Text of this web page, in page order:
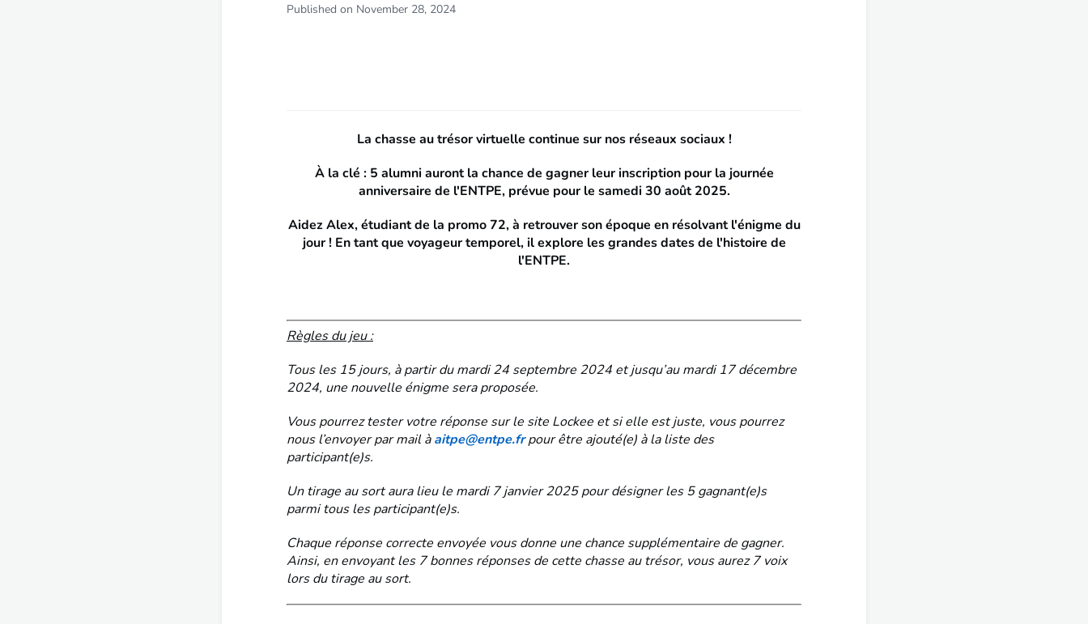
Published on November 28, 2024
La chasse au trésor virtuelle continue sur nos réseaux sociaux !
À la clé : 5 alumni auront la chance de gagner leur inscription pour la journée
anniversaire de l'ENTPE, prévue pour le samedi 30 août 2025.
Aidez Alex, étudiant de la promo 72, à retrouver son époque en résolvant l'énigme du
jour ! En tant que voyageur temporel, il explore les grandes dates de l'histoire de
l'ENTPE.
Règles du jeu :
Tous les 15 jours, à partir du mardi 24 septembre 2024 et jusqu’au mardi 17 décembre
2024, une nouvelle énigme sera proposée.
Vous pourrez tester votre réponse sur le site Lockee et si elle est juste, vous pourrez
nous l’envoyer par mail àaitpe@entpe.frpour être ajouté(e) à la liste des
participant(e)s.
Un tirage au sort aura lieu le mardi 7 janvier 2025 pour désigner les 5 gagnant(e)s
parmi tous les participant(e)s.
Chaque réponse correcte envoyée vous donne une chance supplémentaire de gagner.
Ainsi, en envoyant les 7 bonnes réponses de cette chasse au trésor, vous aurez 7 voix
lors du tirage au sort.